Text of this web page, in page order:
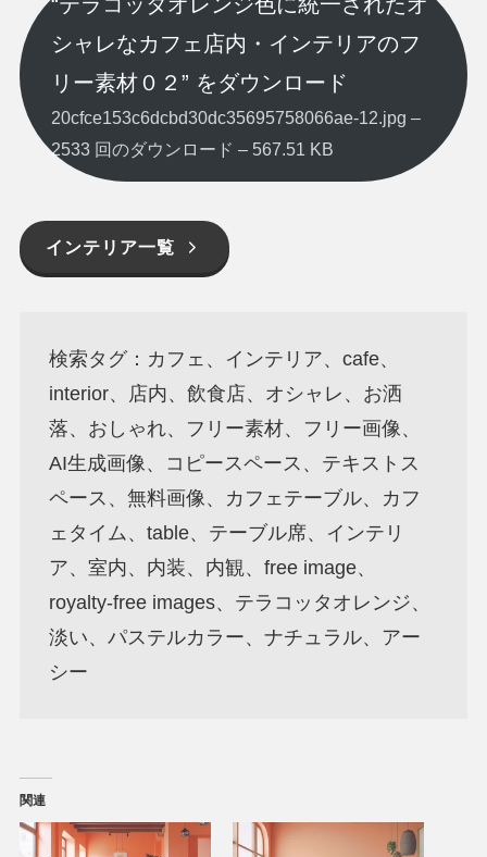
シャレなカフェ店内・インテリアのフ
リー素材０２” をダウンロード
20cfce153c6dcbd30dc35695758066ae-12.jpg –
2533 回のダウンロード – 567.51 KB
インテリア一覧
検索タグ：カフェ、インテリア、cafe、
interior、店内、飲食店、オシャレ、お洒
落、おしゃれ、フリー素材、フリー画像、
AI生成画像、コピースペース、テキストス
ペース、無料画像、カフェテーブル、カフ
ェタイム、table、テーブル席、インテリ
ア、室内、内装、内観、free image、
royalty-free images、テラコッタオレンジ、
淡い、パステルカラー、ナチュラル、アー
シー
関連